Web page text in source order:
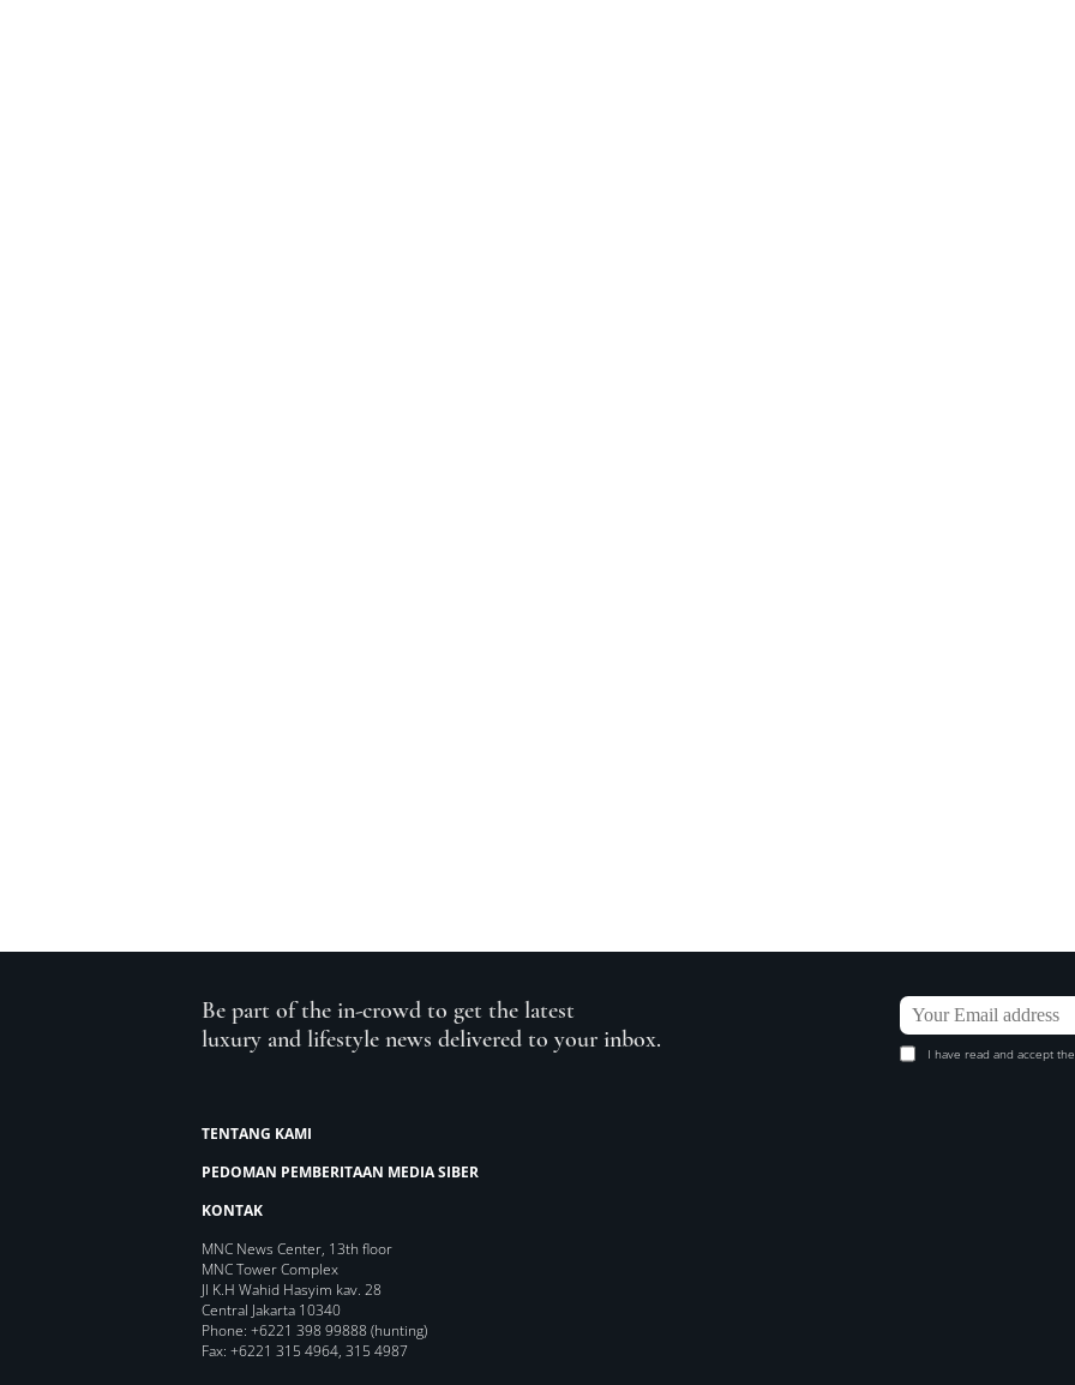
Be part of the in-crowd to get the latest
luxury and lifestyle news delivered to your inbox.
I have read and accept
TENTANG KAMI
PEDOMAN PEMBERITAAN MEDIA SIBER
KONTAK
MNC News Center, 13th floor
MNC Tower Complex
Jl K.H Wahid Hasyim kav. 28
Central Jakarta 10340
Phone: +6221 398 99888 (hunting)
Fax: +6221 315 4964, 315 4987